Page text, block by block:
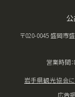
〒020-0045 盛岡市
営業時間
岩手県観光協会
広告